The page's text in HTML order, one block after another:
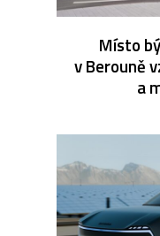
Místo
v Berouně
a